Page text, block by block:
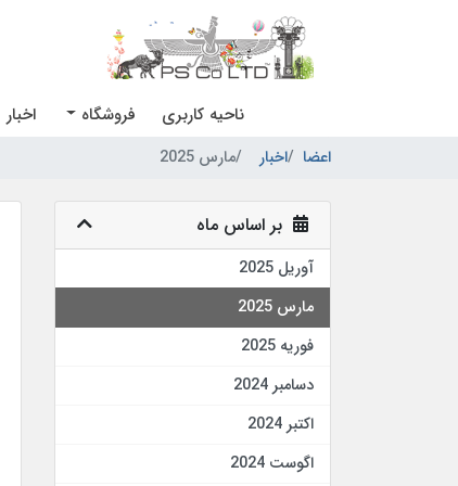
ناحیه کاربری فروشگاه اخبار
اعضا اخبار مارس 2025
بر اساس ماه
آوریل 2025
مارس 2025
فوریه 2025
دسامبر 2024
اکتبر 2024
اگوست 2024